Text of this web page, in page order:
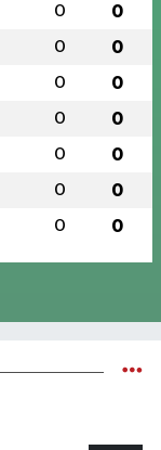
0 0
0 0
0 0
0 0
0 0
0 0
0 0